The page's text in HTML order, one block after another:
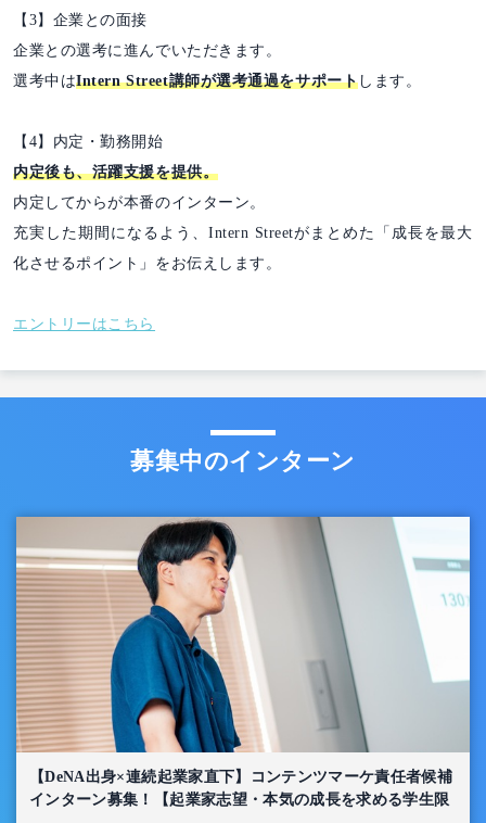
【3】企業との面接
企業との選考に進んでいただきます。
選考中はIntern Street講師が選考通過をサポート します。
【4】内定・勤務開始
内定後も、活躍支援を提供。
内定してからが本番のインターン。
充実した期間になるよう、Intern Streetがまとめた「成長を最大
化させるポイント」をお伝えします。
エントリーはこちら
募集中のインターン
【DeNA出身×連続起業家直下】コンテンツマーケ責任者候補
インターン募集！【起業家志望・本気の成長を求める学生限